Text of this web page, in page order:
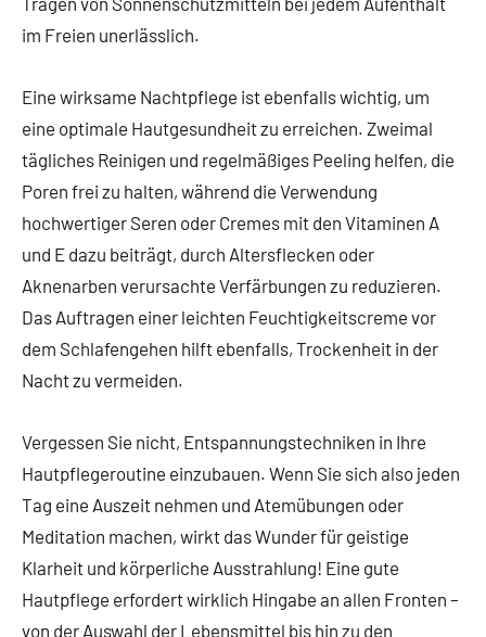
im Freien unerlässlich.
Eine wirksame Nachtpflege ist ebenfalls wichtig, um
eine optimale Hautgesundheit zu erreichen. Zweimal
tägliches Reinigen und regelmäßiges Peeling helfen, die
Poren frei zu halten, während die Verwendung
hochwertiger Seren oder Cremes mit den Vitaminen A
und E dazu beiträgt, durch Altersflecken oder
Aknenarben verursachte Verfärbungen zu reduzieren.
Das Auftragen einer leichten Feuchtigkeitscreme vor
dem Schlafengehen hilft ebenfalls, Trockenheit in der
Nacht zu vermeiden.
Vergessen Sie nicht, Entspannungstechniken in Ihre
Hautpflegeroutine einzubauen. Wenn Sie sich also jeden
Tag eine Auszeit nehmen und Atemübungen oder
Meditation machen, wirkt das Wunder für geistige
Klarheit und körperliche Ausstrahlung! Eine gute
Hautpflege erfordert wirklich Hingabe an allen Fronten –
von der Auswahl der Lebensmittel bis hin zu den